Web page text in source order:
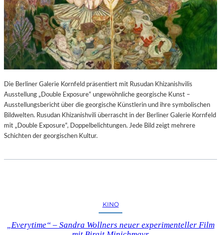
Die Berliner Galerie Kornfeld präsentiert mit Rusudan Khizanishvilis
Ausstellung „Double Exposure“ ungewöhnliche georgische Kunst –
Ausstellungsbericht über die georgische Künstlerin und ihre symbolischen
Bildwelten. Rusudan Khizanishvili überrascht in der Berliner Galerie Kornfeld
mit „Double Exposure“, Doppelbelichtungen. Jede Bild zeigt mehrere
Schichten der georgischen Kultur.
KINO
„Everytime“ – Sandra Wollners neuer experimenteller Film